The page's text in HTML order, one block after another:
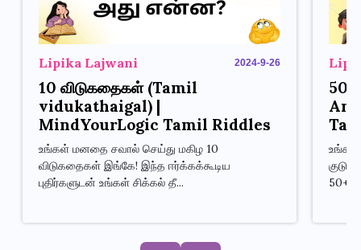
Lipika Lajwani 2024-9-26
10 விடுகதைகள் (Tamil
vidukathaigal) |
MindYourLogic Tamil Riddles
உங்கள் மனதை சவால் செய்து மகிழ 10
விடுகதைகள் இங்கே! இந்த ஈர்க்கக்கூடிய
புதிர்களுடன் உங்கள் சிக்கல் தீ...
உங்கள்
50+ ...